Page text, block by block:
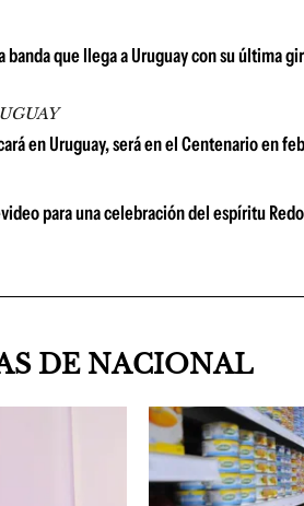
banda que llega a Uruguay con su última
en Uruguay, será en el Centenario en
para una celebración del espíritu
DE NACIONAL